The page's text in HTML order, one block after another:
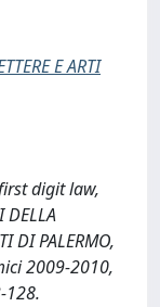
E ARTI
digit law,
DI PALERMO,
2009-2010,
128.